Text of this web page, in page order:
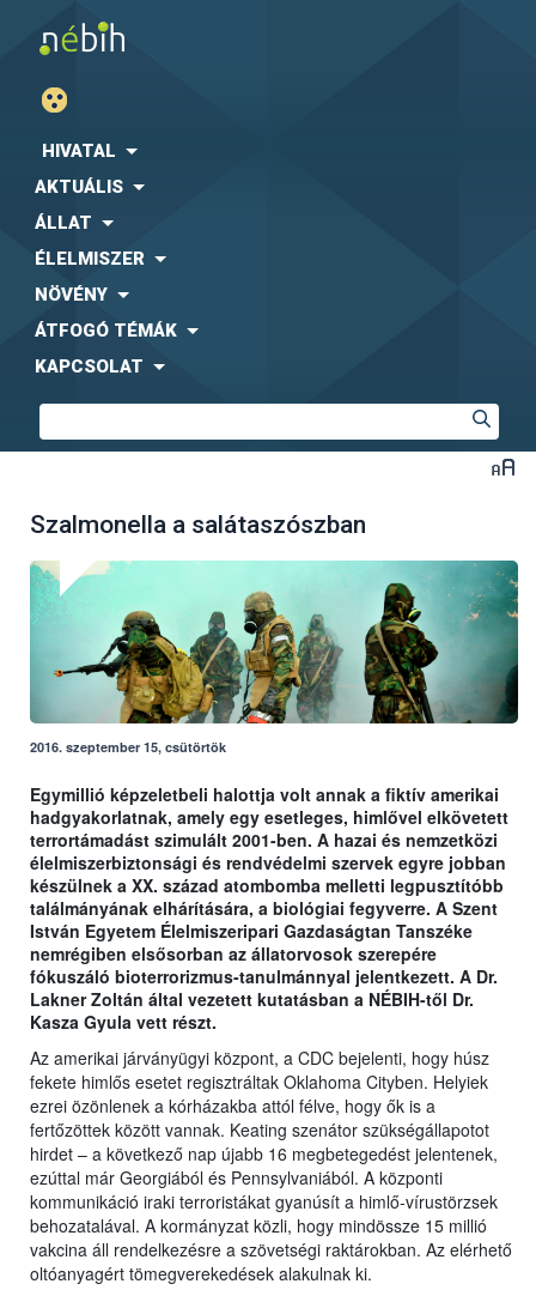
HIVATAL
AKTUÁLIS
ÁLLAT
ÉLELMISZER
NÖVÉNY
ÁTFOGÓ TÉMÁK
KAPCSOLAT
Szalmonella a salátaszószban
2016. szeptember 15, csütörtök
Egymillió képzeletbeli halottja volt annak a fiktív amerikai
hadgyakorlatnak, amely egy esetleges, himlővel elkövetett
terrortámadást szimulált 2001-ben. A hazai és nemzetközi
élelmiszerbiztonsági és rendvédelmi szervek egyre jobban
készülnek a XX. század atombomba melletti legpusztítóbb
találmányának elhárítására, a biológiai fegyverre. A Szent
István Egyetem Élelmiszeripari Gazdaságtan Tanszéke
nemrégiben elsősorban az állatorvosok szerepére
fókuszáló bioterrorizmus-tanulmánnyal jelentkezett. A Dr.
Lakner Zoltán által vezetett kutatásban a NÉBIH-től Dr.
Kasza Gyula vett részt.
Az amerikai járványügyi központ, a CDC bejelenti, hogy húsz
fekete himlős esetet regisztráltak Oklahoma Cityben. Helyiek
ezrei özönlenek a kórházakba attól félve, hogy ők is a
fertőzöttek között vannak. Keating szenátor szükségállapotot
hirdet – a következő nap újabb 16 megbetegedést jelentenek,
ezúttal már Georgiából és Pennsylvaniából. A központi
kommunikáció iraki terroristákat gyanúsít a himlő-vírustörzsek
behozatalával. A kormányzat közli, hogy mindössze 15 millió
vakcina áll rendelkezésre a szövetségi raktárokban. Az elérhető
oltóanyagért tömegverekedések alakulnak ki.